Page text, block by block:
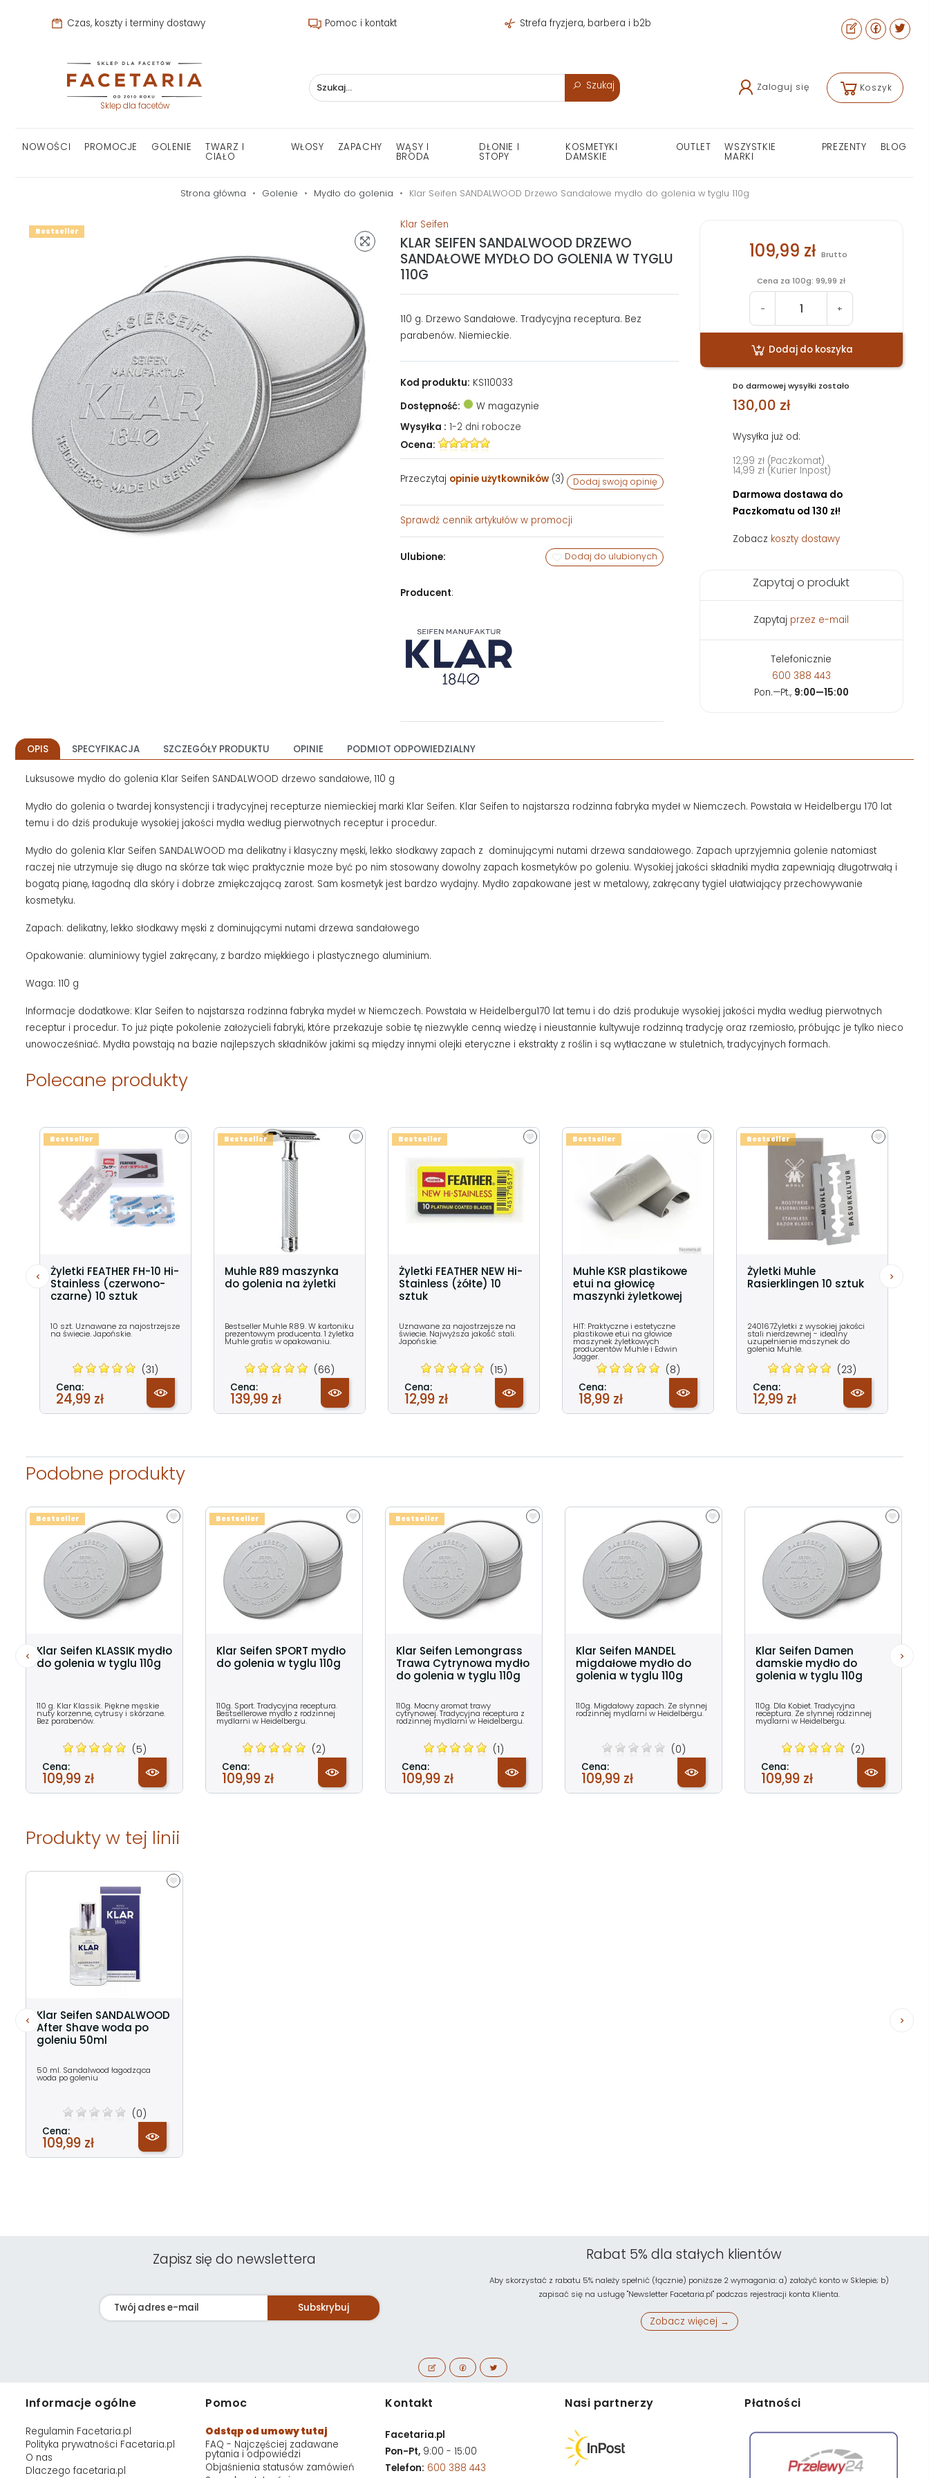
Czas, koszty i terminy dostawy Pomoc i kontakt Strefa fryzjera, barbera i b2b
Sklep dla facetów
Szukaj Zaloguj się Koszyk
NOWOŚCI PROMOCJE GOLENIE TWARZ I
CIAŁO
WŁOSY ZAPACHY WĄSY I
BRODA
DŁONIE I
STOPY
KOSMETYKI
DAMSKIE
OUTLET WSZYSTKIE
MARKI
PREZENTY BLOG
Strona główna Golenie Mydło do golenia Klar Seifen SANDALWOOD Drzewo Sandałowe mydło do golenia w tyglu 110g
Bestseller
Klar Seifen
KLAR SEIFEN SANDALWOOD DRZEWO
SANDAŁOWE MYDŁO DO GOLENIA W TYGLU
110G
110 g. Drzewo Sandałowe. Tradycyjna receptura. Bez
parabenów. Niemieckie.
Kod produktu: KS110033
Dostępność:
W magazynie
Wysyłka : 1-2 dni robocze
Ocena:
Przeczytaj opinie użytkowników(3) Dodaj swoją opinię
Sprawdź cennik artykułów w promocji
Ulubione: Dodaj do ulubionych
Producent:
109,99 zł Brutto
Cena za 100g: 99,99 zł
- +
Dodaj do koszyka
Do darmowej wysyłki zostało
130,00 zł
Wysyłka już od:
12,99 zł (Paczkomat)
14,99 zł (Kurier Inpost)
Darmowa dostawa do
Paczkomatu od 130 zł!
Zobacz koszty dostawy
Zapytaj o produkt
Zapytaj przez e-mail
Telefonicznie
600 388 443
Pon.—Pt., 9:00—15:00
OPIS SPECYFIKACJA SZCZEGÓŁY PRODUKTU OPINIE PODMIOT ODPOWIEDZIALNY
Luksusowe mydło do golenia Klar Seifen SANDALWOOD drzewo sandałowe, 110 g
Mydło do golenia o twardej konsystencji i tradycyjnej recepturze niemieckiej marki Klar Seifen. Klar Seifen to najstarsza rodzinna fabryka mydeł w Niemczech. Powstała w Heidelbergu 170 lat
temu i do dziś produkuje wysokiej jakości mydła według pierwotnych receptur i procedur.
Mydło do golenia Klar Seifen SANDALWOOD ma delikatny i klasyczny męski, lekko słodkawy zapach z dominującymi nutami drzewa sandałowego. Zapach uprzyjemnia golenie natomiast
raczej nie utrzymuje się długo na skórze tak więc praktycznie może być po nim stosowany dowolny zapach kosmetyków po goleniu. Wysokiej jakości składniki mydła zapewniają długotrwałą i
bogatą pianę, łagodną dla skóry i dobrze zmiękczającą zarost. Sam kosmetyk jest bardzo wydajny. Mydło zapakowane jest w metalowy, zakręcany tygiel ułatwiający przechowywanie
kosmetyku.
Zapach: delikatny, lekko słodkawy męski z dominującymi nutami drzewa sandałowego
Opakowanie: aluminiowy tygiel zakręcany, z bardzo miękkiego i plastycznego aluminium.
Waga: 110 g
Informacje dodatkowe: Klar Seifen to najstarsza rodzinna fabryka mydeł w Niemczech. Powstała w Heidelbergu170 lat temu i do dziś produkuje wysokiej jakości mydła według pierwotnych
receptur i procedur. To już piąte pokolenie założycieli fabryki, które przekazuje sobie tę niezwykle cenną wiedzę i nieustannie kultywuje rodzinną tradycję oraz rzemiosło, próbując je tylko nieco
unowocześniać. Mydła powstają na bazie najlepszych składników jakimi są między innymi olejki eteryczne i ekstrakty z roślin i są wytłaczane w stuletnich, tradycyjnych formach.
Polecane produkty
Żyletki FEATHER FH-10 Hi-
Stainless (czerwono-
czarne) 10 sztuk
10 szt. Uznawane za najostrzejsze
na świecie. Japońskie.
(31)
Cena:
24,99 zł
Bestseller
Muhle R89 maszynka
do golenia na żyletki
Bestseller Muhle R89. W kartoniku
prezentowym producenta. 1 żyletka
Muhle gratis w opakowaniu.
(66)
Cena:
139,99 zł
Bestseller
Żyletki FEATHER NEW Hi-
Stainless (żółte) 10
sztuk
Uznawane za najostrzejsze na
świecie. Najwyższa jakość stali.
Japońskie.
(15)
Cena:
12,99 zł
Bestseller
Muhle KSR plastikowe
etui na głowicę
maszynki żyletkowej
HIT: Praktyczne i estetyczne
plastikowe etui na głowice
maszynek żyletkowych
producentów Muhle i Edwin
Jagger.
(8)
Cena:
18,99 zł
Bestseller
Żyletki Muhle
Rasierklingen 10 sztuk
240167Żyletki z wysokiej jakości
stali nierdzewnej - idealny
uzupełnienie maszynek do
golenia Muhle.
(23)
Cena:
12,99 zł
Bestseller
Podobne produkty
Klar Seifen KLASSIK mydło
do golenia w tyglu 110g
110 g. Klar Klassik. Piękne męskie
nuty korzenne, cytrusy i skórzane.
Bez parabenów.
(5)
Cena:
109,99 zł
Bestseller
Klar Seifen SPORT mydło
do golenia w tyglu 110g
110g. Sport. Tradycyjna receptura.
Bestsellerowe mydło z rodzinnej
mydlarni w Heidelbergu.
(2)
Cena:
109,99 zł
Bestseller
Klar Seifen Lemongrass
Trawa Cytrynowa mydło
do golenia w tyglu 110g
110g. Mocny aromat trawy
cytrynowej. Tradycyjna receptura z
rodzinnej mydlarni w Heidelbergu.
(1)
Cena:
109,99 zł
Bestseller
Klar Seifen MANDEL
migdałowe mydło do
golenia w tyglu 110g
110g. Migdałowy zapach. Ze słynnej
rodzinnej mydlarni w Heidelbergu.
(0)
Cena:
109,99 zł
Klar Seifen Damen
damskie mydło do
golenia w tyglu 110g
110g. Dla Kobiet. Tradycyjna
receptura. Ze słynnej rodzinnej
mydlarni w Heidelbergu.
(2)
Cena:
109,99 zł
Produkty w tej linii
Klar Seifen SANDALWOOD
After Shave woda po
goleniu 50ml
50 ml. Sandalwood łagodząca
woda po goleniu
(0)
Cena:
109,99 zł
Zapisz się do newslettera
Subskrybuj
Rabat 5% dla stałych klientów
Aby skorzystać z rabatu 5% należy spełnić (łącznie) poniższe 2 wymagania: a) założyć konto w Sklepie; b)
zapisać się na usługę "Newsletter Facetaria.pl" podczas rejestracji konta Klienta.
Zobacz więcej →
Informacje ogólne
Regulamin Facetaria.pl
Polityka prywatności Facetaria.pl
O nas
Dlaczego facetaria.pl
Pomoc
Odstąp od umowy tutaj
FAQ - Najczęściej zadawane
pytania i odpowiedzi
Objaśnienia statusów zamówień
Kontakt
Facetaria.pl
Pon-Pt, 9:00 - 15:00
Telefon: 600 388 443
Nasi partnerzy Płatności